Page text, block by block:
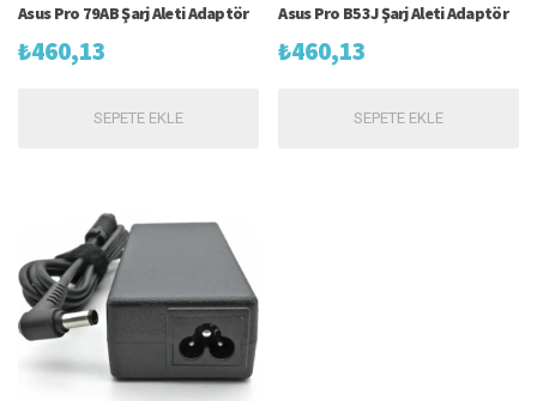
Asus Pro 79AB Şarj Aleti Adaptör
₺460,13
SEPETE EKLE
Asus Pro B53J Şarj Aleti Adaptör
₺460,13
SEPETE EKLE